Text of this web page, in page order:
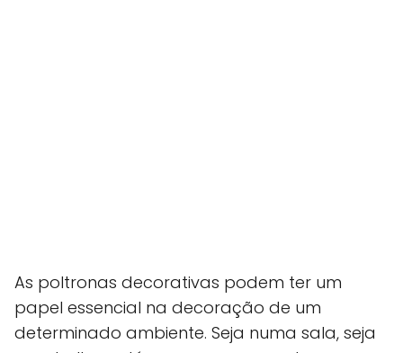
As poltronas decorativas podem ter um
papel essencial na decoração de um
determinado ambiente. Seja numa sala, seja